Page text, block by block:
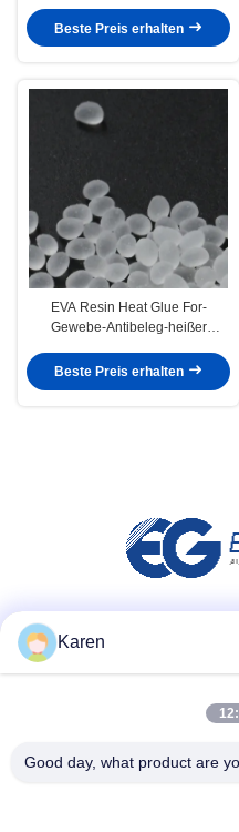
Beste Preis erhalten
EVA Resin Heat Glue For-
Gewebe-Antibeleg-heißer
Beste Preis erhalten
Karen
Good day, what product are